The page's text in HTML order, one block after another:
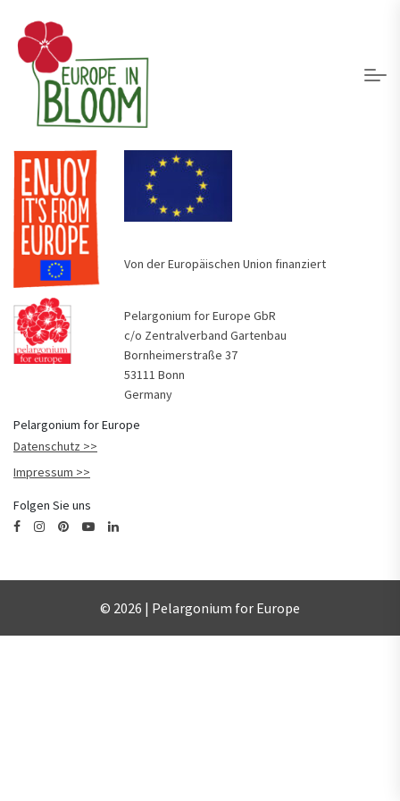
Von der Europäischen Union finanziert
Pelargonium for Europe GbR
c/o Zentralverband Gartenbau
Bornheimerstraße 37
53111 Bonn
Germany
Pelargonium for Europe
Datenschutz
Impressum
Folgen Sie uns
© 2026 | Pelargonium for Europe